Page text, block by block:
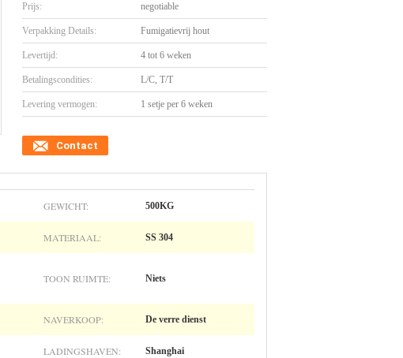
Prijs: negotiable
Verpakking Details: Fumigatievrij hout
Levertijd: 4 tot 6 weken
Betalingscondities: L/C, T/T
Levering vermogen: 1 setje per 6 weken
Contact
GEWICHT: 500KG
MATERIAAL: SS 304
TOON RUIMTE: Niets
NAVERKOOP: De verre dienst
LADINGSHAVEN: Shanghai